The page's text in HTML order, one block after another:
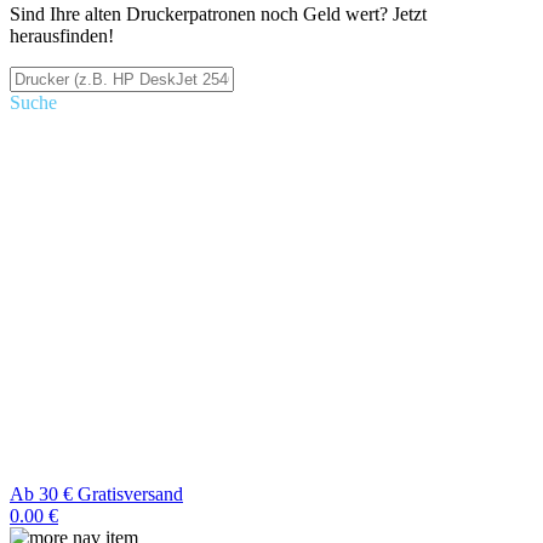
Sind Ihre alten Druckerpatronen noch Geld wert? Jetzt
herausfinden!
Suche
Ab 30 € Gratisversand
0.00 €